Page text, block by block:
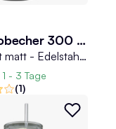
Thermobecher 300 ml IMPULSE TRAVEL MUG
Anthrazit matt - Edelstahl 18/10 - Polypropylen - 300 ml - doppelwandig - mit Henkel
1 - 3 Tage
(1)